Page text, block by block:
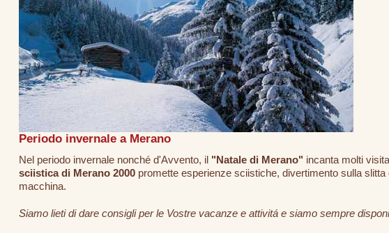
Periodo invernale a Merano
Nel periodo invernale nonché d'Avvento, il "Natale di Merano" incanta molti
sciistica di Merano 2000promette esperienze sciistiche, divertimento sulla
macchina.
Siamo lieti di dare consigli per le Vostre vacanze e attivitá e siamo sempre